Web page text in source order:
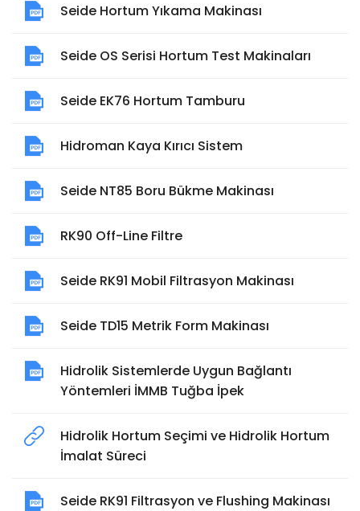
Seide Hortum Yıkama Makinası
Seide OS Serisi Hortum Test Makinaları
Seide EK76 Hortum Tamburu
Hidroman Kaya Kırıcı Sistem
Seide NT85 Boru Bükme Makinası
RK90 Off-Line Filtre
Seide RK91 Mobil Filtrasyon Makinası
Seide TD15 Metrik Form Makinası
Hidrolik Sistemlerde Uygun Bağlantı
Yöntemleri İMMB Tuğba İpek
Hidrolik Hortum Seçimi ve Hidrolik Hortum
İmalat Süreci
Seide RK91 Filtrasyon ve Flushing Makinası